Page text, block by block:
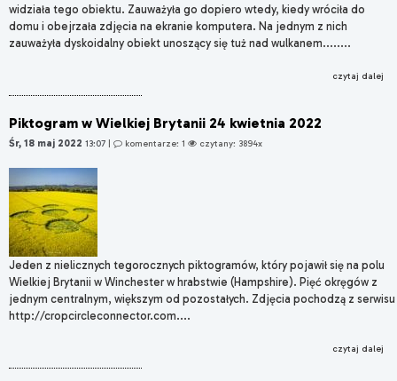
widziała tego obiektu. Zauważyła go dopiero wtedy, kiedy wróciła do
domu i obejrzała zdjęcia na ekranie komputera. Na jednym z nich
zauważyła dyskoidalny obiekt unoszący się tuż nad wulkanem........
czytaj dalej
Piktogram w Wielkiej Brytanii 24 kwietnia 2022
Śr, 18 maj 2022 13:07 | komentarze: 1 czytany: 3894x
Jeden z nielicznych tegorocznych piktogramów, który pojawił się na polu
Wielkiej Brytanii w Winchester w hrabstwie (Hampshire). Pięć okręgów z
jednym centralnym, większym od pozostałych. Zdjęcia pochodzą z serwisu
http://cropcircleconnector.com....
czytaj dalej